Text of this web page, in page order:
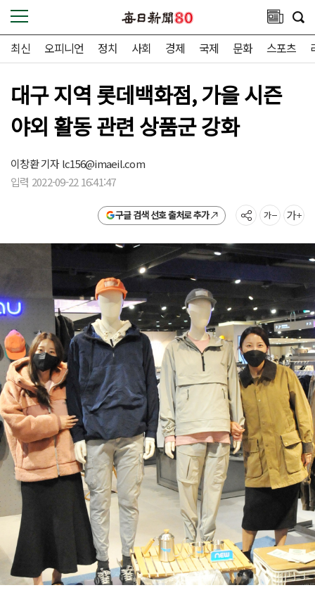
최신 오피니언 정치 사회 경제 국제 문화 스포츠
대구 지역 롯데백화점, 가을 시즌
야외 활동 관련 상품군 강화
이창환 기자lc156@imaeil.com
입력 2022-09-22 16:41:47
구글 검색 선호 출처로 추가